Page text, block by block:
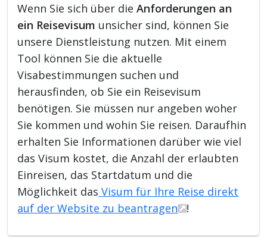
Wenn Sie sich über dieAnforderungen an
ein Reisevisum unsicher sind, können Sie
unsere Dienstleistung nutzen. Mit einem
Tool können Sie die aktuelle
Visabestimmungen suchen und
herausfinden, ob Sie ein Reisevisum
benötigen. Sie müssen nur angeben woher
Sie kommen und wohin Sie reisen. Daraufhin
erhalten Sie Informationen darüber wie viel
das Visum kostet, die Anzahl der erlaubten
Einreisen, das Startdatum und die
Möglichkeit das Visum für Ihre Reise direkt
auf der Website zu beantragen
!